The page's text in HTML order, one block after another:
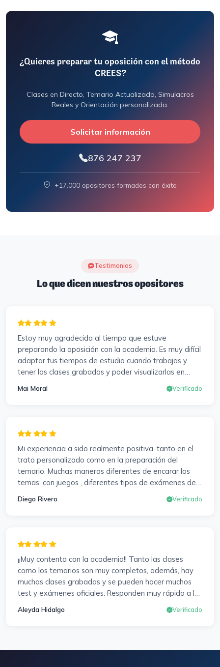
¿Quieres preparar tu oposición con el método
CREES?
Clases en Directo, Temario Actualizado, Simulacros
Reales y Orientación personalizada.
Solicitar información
876 247 237
+17.000 opositores formados con éxito
Testimonios
Lo que dicen nuestros opositores
Estoy muy agradecida al tiempo que estuve
preparando la oposición con la academia. Es muy difícil
adaptar tus tiempos de estudio cuando trabajas y
tener las clases grabadas y poder visualizarlas en
cualquier momento y las veces que sea necesario, se
agradece mucho. Sabemos que el trabajo de estudio
profesores accesibles, atentos y dispuestos para
resolver dudas, se agradece. Incluso se ofrecieron a
ayudarme a buscar impugnaciones de preguntas del
examen para subir nota. Gracias Vanesa y Pablo.
Mai Moral Verificado
Mi experiencia a sido realmente positiva, tanto en el
trato personalizado como en la preparación del
temario. Muchas maneras diferentes de encarar los
temas, con juegos , diferentes tipos de exámenes de
preparación y un temario muy al día. Una experiencia
muy positiva en todos los sentidos.
Diego Rivero Verificado
¡¡Muy contenta con la academia!! Tanto las clases
como los temarios son muy completos, además, hay
muchas clases grabadas y se pueden hacer muchos
test y exámenes oficiales. Responden muy rápido a los
correros y cada pocos días hay seminarios. Lo vuelvo a
decir, ¡¡Muy Contenta!!
Aleyda Hidalgo Verificado